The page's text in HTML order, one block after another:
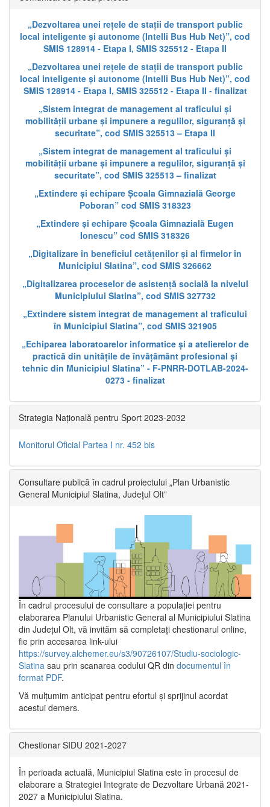
„Dezvoltarea unei rețele de stații de transport public
local inteligente și autonome (Intelli Bus Hub Net)”, cod
SMIS 128914 - Etapa I, SMIS 325512 - Etapa II
„Dezvoltarea unei rețele de stații de transport public
local inteligente și autonome (Intelli Bus Hub Net)”, cod
SMIS 128914 - Etapa I, SMIS 325512 - Etapa II - finalizat
„Sistem integrat de management al traficului și
mobilității urbane și impunere a regulilor, siguranță și
securitate”, cod SMIS 325513 – Etapa II
„Sistem integrat de management al traficului și
mobilității urbane și impunere a regulilor, siguranță și
securitate”, cod SMIS 325513 – finalizat
„Extindere și echipare Școala Gimnazială George
Poboran” cod SMIS 318323
„Extindere și echipare Școala Gimnazială Eugen
Ionescu” cod SMIS 318326
„Digitalizare în beneficiul cetățenilor și al firmelor în
Municipiul Slatina”, cod SMIS 326662
„Digitalizarea proceselor de asistență socială la nivelul
Municipiului Slatina”, cod SMIS 327732
„Extindere sistem integrat de management al traficului
în Municipiul Slatina”, cod SMIS 321905
„Echiparea laboratoarelor informatice și a atelierelor de
practică din unitățile de învățământ profesional și
tehnic din Municipiul Slatina” - F-PNRR-DOTLAB-2024-
0273 - finalizat
Strategia Națională pentru Sport 2023-2032
Monitorul Oficial Partea I nr. 452 bis
Consultare publică în cadrul proiectului „Plan Urbanistic
General Municipiul Slatina, Județul Olt”
În cadrul procesului de consultare a populaţiei pentru
elaborarea Planului Urbanistic General al Municipiului Slatina
din Județul Olt, vă invităm să completați chestionarul online,
fie prin accesarea link-ului
https://survey.alchemer.eu/s3/90726107/Studiu-sociologic-
Slatina sau prin scanarea codului QR din documentul în
format PDF.
Vă mulţumim anticipat pentru efortul şi sprijinul acordat
acestui demers.
Chestionar SIDU 2021-2027
În perioada actuală, Municipiul Slatina este în procesul de
elaborare a Strategiei Integrate de Dezvoltare Urbană 2021‐
2027 a Municipiului Slatina.